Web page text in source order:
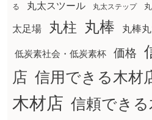
る
丸太スツール 丸太ステップ
太足場 丸柱 丸棒 丸棒
低炭素社会・低炭素杯 価格
店 信用できる木材
木材店 信頼できる